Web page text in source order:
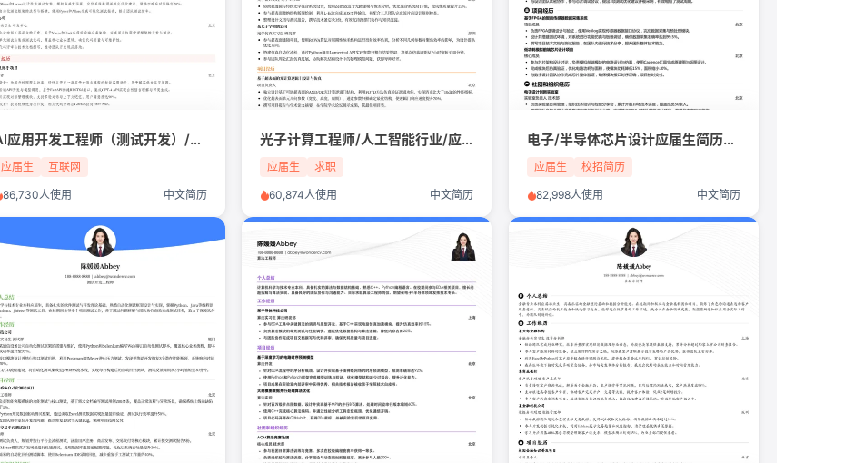
AI应用开发工程师（测试开发）/互联网/IT/应届生简历模板
应届生 互联网
86,730人使用 中文简历
光子计算工程师/人工智能行业/应届生简历模板
应届生 求职
60,874人使用 中文简历
电子/半导体芯片设计应届生简历模板
应届生 校招简历
82,998人使用 中文简历